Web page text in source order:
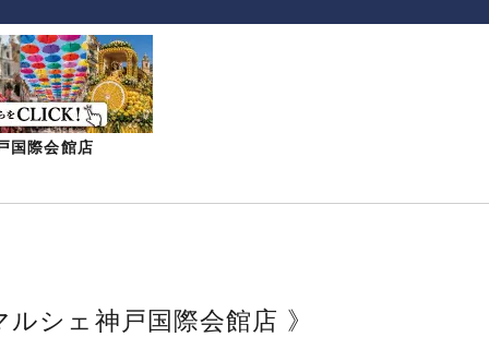
国際会館店
シェ神戸国際会館店 》